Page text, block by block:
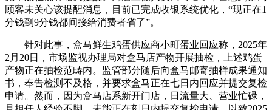
顾客未关心该提醒消息，目前已完成收银系统优化，“现正在1
分钱到9分钱都间接给消费者省了”。
针对此事，盒马鲜生鸡蛋供应商小町蛋业回应称，2025年
2月20日，市场监视办理局对盒马店产物开展抽检，上述鸡蛋
产物正在抽检范畴内。监管部分随后向盒马邮寄抽样成果通知
书，奉告检测不及格，并要求盒马正在七日内回应并提交复检
申请。然而，因为盒马店系新开门店，日流量大、营业忙碌，